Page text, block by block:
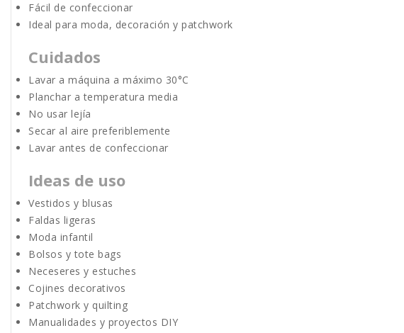
Fácil de confeccionar
Ideal para moda, decoración y patchwork
Cuidados
Lavar a máquina a máximo 30°C
Planchar a temperatura media
No usar lejía
Secar al aire preferiblemente
Lavar antes de confeccionar
Ideas de uso
Vestidos y blusas
Faldas ligeras
Moda infantil
Bolsos y tote bags
Neceseres y estuches
Cojines decorativos
Patchwork y quilting
Manualidades y proyectos DIY